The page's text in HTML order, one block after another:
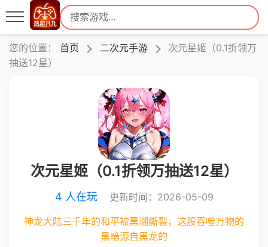
您的位置： 首页 二次元手游
次元星姬（0.1折领万
抽送12星）
次元星姬（0.1折领万抽送12星）
4 人在玩 更新时间：2026-05-09
神龙大陆三千年的和平被黑潮撕裂，这股吞噬万物的
黑暗源自黑龙的